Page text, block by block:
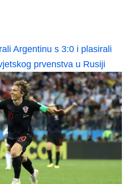
Argentinu s 3:0 i plasirali
prvenstva u Rusiji